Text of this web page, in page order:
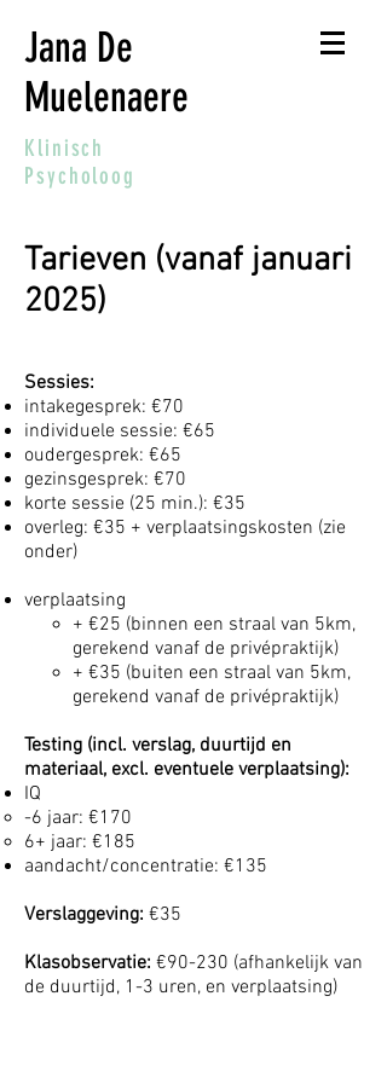
Jana De
Muelenaere
Klinisch
Psycholoog
Tarieven (vanaf januari
2025)
Sessies:
intakegesprek: €70
individuele sessie: €65
oudergesprek: €65
gezinsgesprek: €70
korte sessie (25 min.): €35
overleg: €35 + verplaatsingskosten (zie
onder)
verplaatsing
+ €25 (binnen een straal van 5km,
gerekend vanaf de privépraktijk)
+ €35 (buiten een straal van 5km,
gerekend vanaf de privépraktijk)
Testing (incl. verslag, duurtijd en
materiaal, excl. eventuele verplaatsing):
IQ
-6 jaar: €170
6+ jaar: €185
aandacht/concentratie: €135
Verslaggeving: €35
Klasobservatie: €90-230 (afhankelijk van
de duurtijd, 1-3 uren, en verplaatsing)